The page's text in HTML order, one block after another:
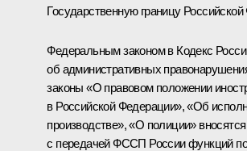
Государственную границу
Федеральным законом в Кодекс
об административных
законы «О правовом положении
в Российской Федерации», «Об
производстве», «О полиции»
с передачей ФССП России функций